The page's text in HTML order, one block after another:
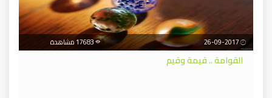
17683 مشاهدة
القوامة .. قيمة وقيم